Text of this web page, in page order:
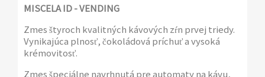
MISCELA ID - VENDING
Zmes štyroch kvalitných kávových zŕn prvej triedy.
Vynikajúca plnosť, čokoládová príchuť a vysoká
krémovitosť.
Zmes špeciálne navrhnutá pre automaty na kávu,